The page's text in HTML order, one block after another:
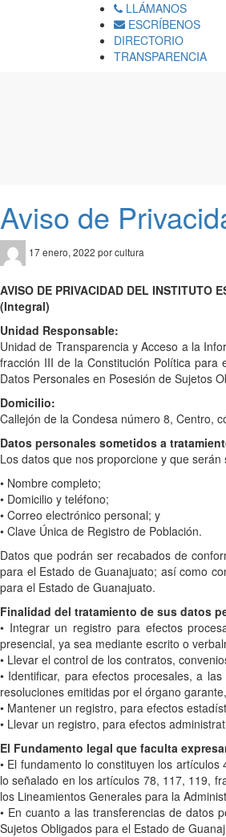
LLÁMANOS
ESCRÍBENOS
DIRECTORIO
TRANSPARENCIA
Aviso de
17 enero, 2022 por cultura
AVISO DE PRIVACIDAD DEL INSTITUTO
(Integral)
Unidad Responsable:
Unidad de Transparencia y Acceso a la
fracción III de la Constitución Política
Datos Personales en Posesión de Sujetos
Domicilio:
Callejón de la Condesa número 8, Centro,
Datos personales sometidos a
Los datos que nos proporcione y que
• Nombre completo;
• Domicilio y teléfono;
• Correo electrónico personal; y
• Clave Única de Registro de Población.
Datos que podrán ser recabados de
para el Estado de Guanajuato; así como
para el Estado de Guanajuato.
Finalidad del tratamiento de sus datos
• Integrar un registro para efectos
presencial, ya sea mediante escrito o
• Llevar el control de los contratos,
• Identificar, para efectos procesales, a
resoluciones emitidas por el órgano
• Mantener un registro, para efectos
• Llevar un registro, para efectos
El Fundamento legal que faculta
• El fundamento lo constituyen los
lo señalado en los artículos 78, 117, 119,
los Lineamientos Generales para la
• En cuanto a las transferencias de datos
Sujetos Obligados para el Estado de